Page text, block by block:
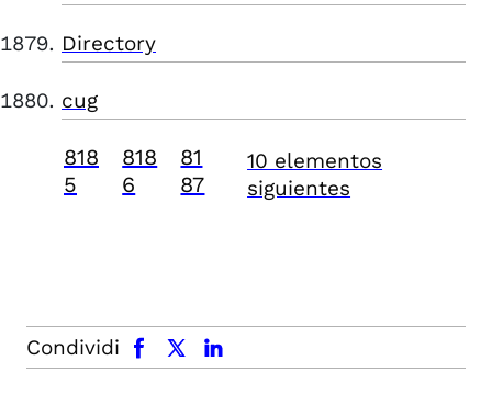
Directory
cug
818
5
818
6
81
87
10 elementos
siguientes
Condividi
facebook x.com linkedin